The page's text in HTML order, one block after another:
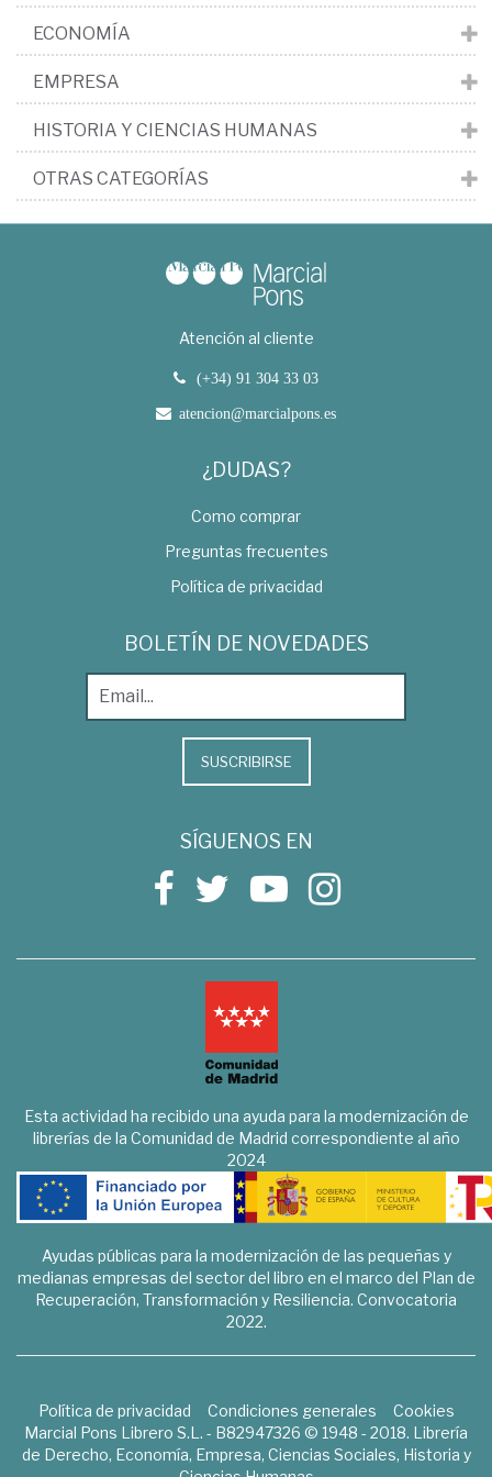
ECONOMÍA
EMPRESA
HISTORIA Y CIENCIAS HUMANAS
OTRAS CATEGORÍAS
Atención al cliente
(+34) 91 304 33 03
atencion@marcialpons.es
¿DUDAS?
Como comprar
Preguntas frecuentes
Política de privacidad
BOLETÍN DE NOVEDADES
SUSCRIBIRSE
SÍGUENOS EN
Esta actividad ha recibido una ayuda para la modernización de
librerías de la Comunidad de Madrid correspondiente al año
2024
Ayudas públicas para la modernización de las pequeñas y
medianas empresas del sector del libro en el marco del Plan de
Recuperación, Transformación y Resiliencia. Convocatoria
2022.
Política de privacidad Condiciones generales
Cookies
Marcial Pons Librero S.L. - B82947326 © 1948 - 2018. Librería
de Derecho, Economía, Empresa, Ciencias Sociales, Historia y